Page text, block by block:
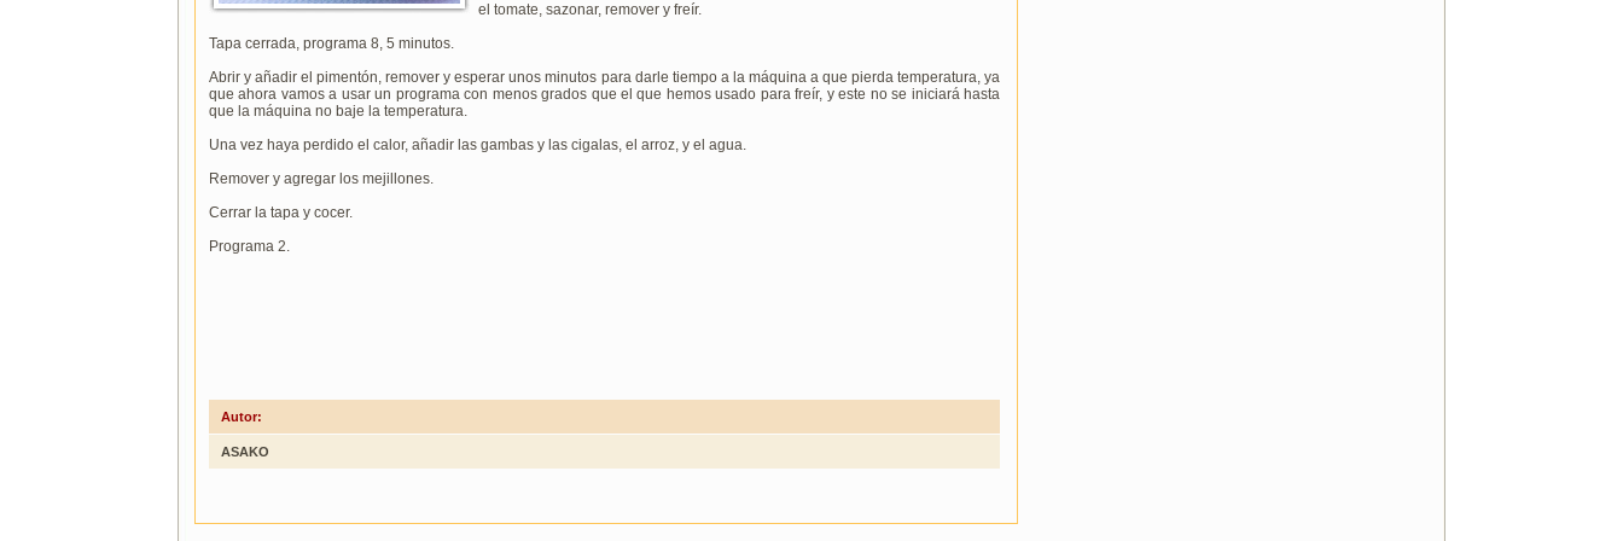
el tomate, sazonar, remover y freír.
Tapa cerrada, programa 8, 5 minutos.
Abrir y añadir el pimentón, remover y esperar unos minutos para darle tiempo a la máquina a que pierda temperatura, ya
que ahora vamos a usar un programa con menos grados que el que hemos usado para freír, y este no se iniciará hasta
que la máquina no baje la temperatura.
Una vez haya perdido el calor, añadir las gambas y las cigalas, el arroz, y el agua.
Remover y agregar los mejillones.
Cerrar la tapa y cocer.
Programa 2.
Autor:
ASAKO